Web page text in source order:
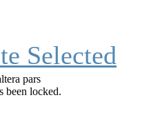
pars
been locked.